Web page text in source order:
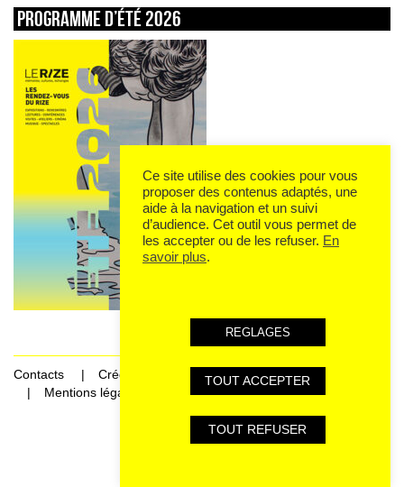
Programme d’été 2026
Contacts
Crédits
Mentions légales et données personnelles
Ce site utilise des cookies pour vous
proposer des contenus adaptés, une
aide à la navigation et un suivi
d’audience. Cet outil vous permet de
les accepter ou de les refuser. En
savoir plus.
REGLAGES
TOUT ACCEPTER
TOUT REFUSER